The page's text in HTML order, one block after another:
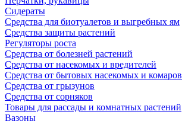
Сидераты
Средства для биотуалетов и выгребных ям
Средства защиты растений
Регуляторы роста
Средства от болезней растений
Средства от насекомых и вредителей
Средства от бытовых насекомых и комаров
Средства от грызунов
Средства от сорняков
Товары для рассады и комнатных растений
Вазоны